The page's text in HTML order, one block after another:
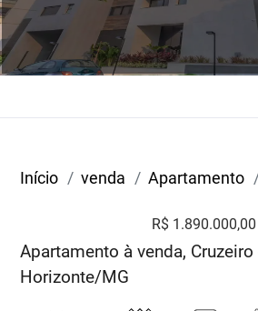
Início venda Apartamento
R$ 1.890.000,00
Apartamento à venda, Cruzeiro
Horizonte/MG